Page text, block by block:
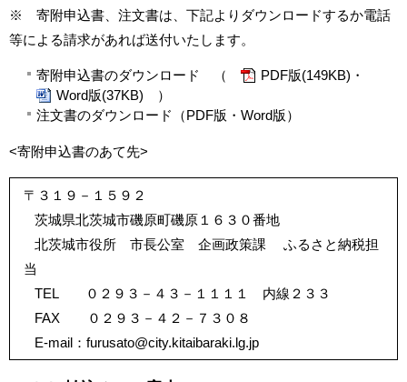
※ 寄附申込書、注文書は、下記よりダウンロードするか電話
等による請求があれば送付いたします。
寄附申込書のダウンロード （ PDF版(149KB) ・
Word版(37KB) ）
注文書のダウンロード（PDF版 ・ Word版）
<寄附申込書のあて先>
〒３１９－１５９２
茨城県北茨城市磯原町磯原１６３０番地
北茨城市役所 市長公室 企画政策課 ふるさと納税担
当
TEL ０２９３－４３－１１１１ 内線２３３
FAX ０２９３－４２－７３０８
E-mail：furusato@city.kitaibaraki.lg.jp